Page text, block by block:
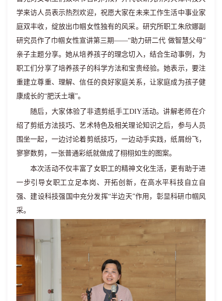
学来访人员表示热烈欢迎，祝愿大家在未来工作生活中事业家
庭双丰收，绽放出巾帼女性独有的风采。研究所职工朱欣娜副
研究员作了巾帼女性宣讲第三期——“助力研二代 做智慧父母”
亲子主题分享。她从培养孩子的理念切入，结合生动事例，为
职工们分享了培养孩子的科学方法和宝贵经验。她表示，要注
重建立尊重、理解、信任的良好家庭关系，让家庭成为孩子健
康成长的“肥沃土壤”。
随后，大家体验了非遗剪纸手工DIY活动。讲解老师在介
绍了剪纸方法技巧、艺术特色及相关理论知识之后，参与人员
围坐一起，一边讨论着剪纸技巧，一边动手实践，纸屑纷飞，
寥寥数剪，一张普通彩纸就做成了栩栩如生的图案。
本次活动不仅丰富了女职工的精神文化生活，更有助于进
一步引导女职工立足本岗、开拓创新，在高水平科技自立自
强、建设科技强国中充分发挥“半边天”作用，彰显科研巾帼风
采。